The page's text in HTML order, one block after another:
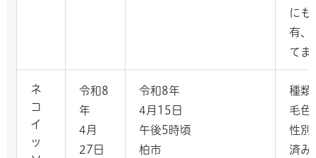
にも
有、
てま
ネ
コ
イ
ッ
令和8
年
4月
27日
令和8年
4月15日
午後5時頃
柏市
種類
毛色
性別
済み